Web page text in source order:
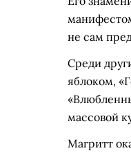
не сам
Среди
яблоком,
массовой
Магритт